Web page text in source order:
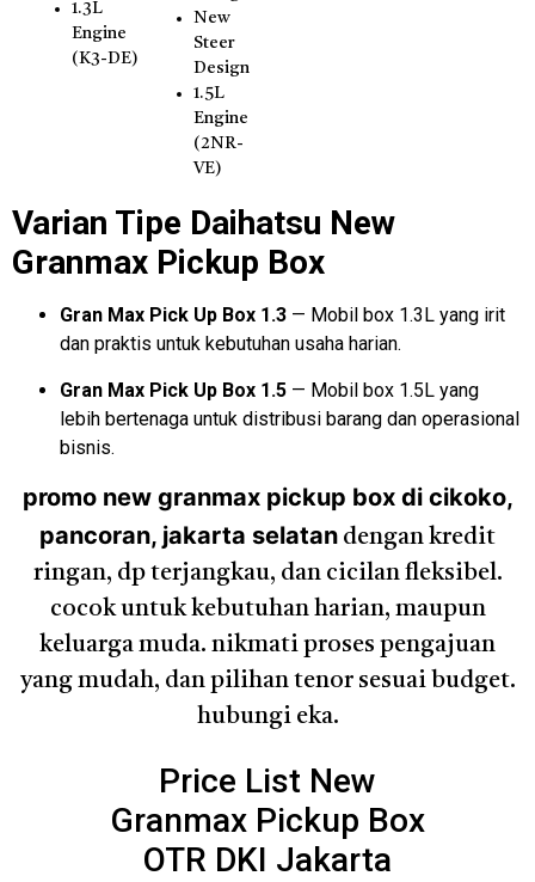
1.3L
Engine
(K3-DE)
New
Steer
Design
1.5L
Engine
(2NR-
VE)
Varian Tipe Daihatsu New
Granmax Pickup Box
Gran Max Pick Up Box 1.3 — Mobil box 1.3L yang irit
dan praktis untuk kebutuhan usaha harian.
Gran Max Pick Up Box 1.5 — Mobil box 1.5L yang
lebih bertenaga untuk distribusi barang dan operasional
bisnis.
promo new granmax pickup box di cikoko,
pancoran, jakarta selatan dengan kredit
ringan, dp terjangkau, dan cicilan fleksibel.
cocok untuk kebutuhan harian, maupun
keluarga muda. nikmati proses pengajuan
yang mudah, dan pilihan tenor sesuai budget.
hubungi eka.
Price List New
Granmax Pickup Box
OTR DKI Jakarta